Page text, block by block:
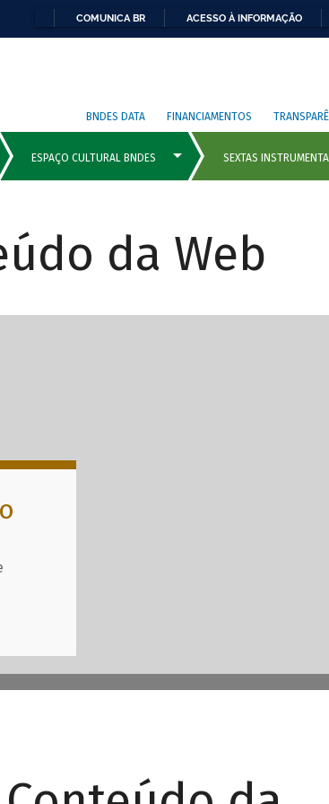
COMUNICA BR ACESSO À INFORMAÇÃO
BNDES DATA FINANCIAMENTOS
da Web
com